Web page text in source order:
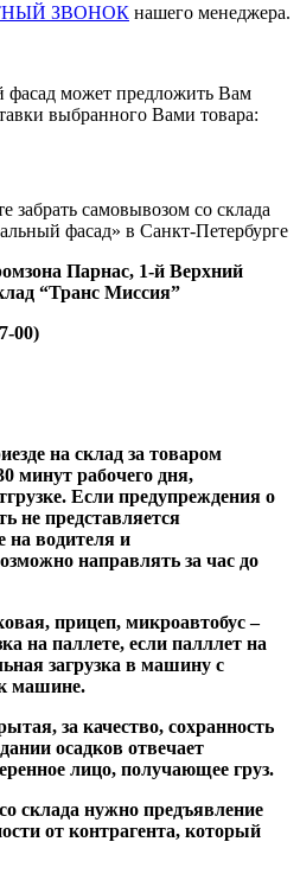
ЗВОНОК нашего менеджера.
может предложить Вам
выбранного Вами товара:
самовывозом со склада
фасад» в Санкт-Петербурге
Парнас, 1-й Верхний
“Транс Миссия”
00)
на склад за товаром
минут рабочего дня,
Если предупреждения о
не представляется
водителя и
направлять за час до
прицеп, микроавтобус –
на паллете, если палллет на
загрузка в машину с
машине.
за качество, сохранность
осадков отвечает
лицо, получающее груз.
склада нужно предъявление
от контрагента, который